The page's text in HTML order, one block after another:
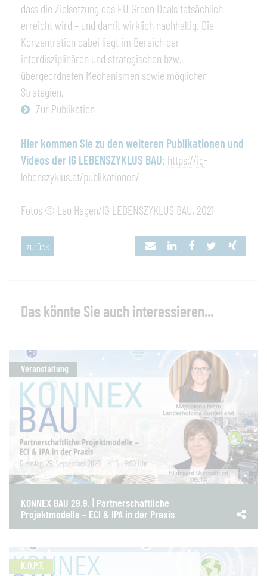
dass die Zielsetzung des EU Green Deals tatsächlich
erreicht wird – und damit wirklich nachhaltig. Die
Konzentration dabei liegt im Bereich der
interdisziplinären und strategischen bzw.
übergeordneten Mechanismen sowie möglicher
Strategien.
Zur Publikation
Hier kommen Sie zu den weiteren Publikationen und
Videos der IG LEBENSZYKLUS BAU: https://ig-
lebenszyklus.at/publikationen/
Fotos © Leo Hagen/IG LEBENSZYKLUS BAU, 2021
zurück
Das könnte Sie auch interessieren...
Veranstaltung
KONNEX BAU 29.9. | Partnerschaftliche
Projektmodelle – ECI & IPA in der Praxis
K.O.P.T.